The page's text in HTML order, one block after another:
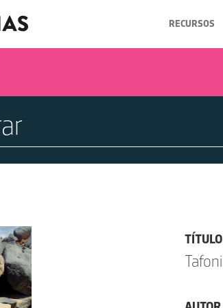
RECURSOS
TÍTULO
Tafoni